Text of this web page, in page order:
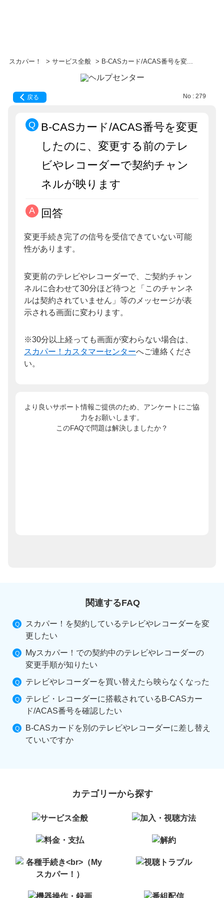
スカパー！ > サービス全般 > B-CASカード/ACAS番号を変...
戻る No : 279
B-CASカード/ACAS番号を変更
したのに、変更する前のテレ
ビやレコーダーで契約チャン
ネルが映ります
回答
変更手続き完了の信号を受信できていない可能
性があります。
変更前のテレビやレコーダーで、ご契約チャン
ネルに合わせて30分ほど待つと「このチャンネ
ルは契約されていません」等のメッセージが表
示される画面に変わります。
※30分以上経っても画面が変わらない場合は、
スカパー！カスタマーセンターへご連絡くださ
い。
より良いサポート情報ご提供のため、アンケートにご協
力をお願いします。
このFAQで問題は解決しましたか？
関連するFAQ
スカパー！を契約しているテレビやレコーダーを変
更したい
Myスカパー！での契約中のテレビやレコーダーの
変更手順が知りたい
テレビやレコーダーを買い替えたら映らなくなった
テレビ・レコーダーに搭載されているB-CASカー
ド/ACAS番号を確認したい
B-CASカードを別のテレビやレコーダーに差し替え
ていいですか
カテゴリーから探す